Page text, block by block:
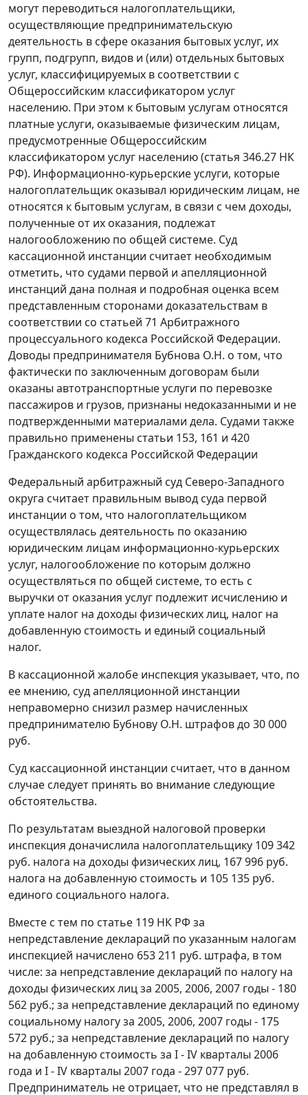
могут переводиться налогоплательщики,
осуществляющие предпринимательскую
деятельность в сфере оказания бытовых услуг, их
групп, подгрупп, видов и (или) отдельных бытовых
услуг, классифицируемых в соответствии с
Общероссийским классификатором услуг
населению. При этом к бытовым услугам относятся
платные услуги, оказываемые физическим лицам,
предусмотренные Общероссийским
классификатором услуг населению (статья 346.27 НК
РФ). Информационно-курьерские услуги, которые
налогоплательщик оказывал юридическим лицам, не
относятся к бытовым услугам, в связи с чем доходы,
полученные от их оказания, подлежат
налогообложению по общей системе. Суд
кассационной инстанции считает необходимым
отметить, что судами первой и апелляционной
инстанций дана полная и подробная оценка всем
представленным сторонами доказательствам в
соответствии со статьей 71 Арбитражного
процессуального кодекса Российской Федерации.
Доводы предпринимателя Бубнова О.Н. о том, что
фактически по заключенным договорам были
оказаны автотранспортные услуги по перевозке
пассажиров и грузов, признаны недоказанными и не
подтвержденными материалами дела. Судами также
правильно применены статьи 153, 161 и 420
Гражданского кодекса Российской Федерации
Федеральный арбитражный суд Северо-Западного
округа считает правильным вывод суда первой
инстанции о том, что налогоплательщиком
осуществлялась деятельность по оказанию
юридическим лицам информационно-курьерских
услуг, налогообложение по которым должно
осуществляться по общей системе, то есть с
выручки от оказания услуг подлежит исчислению и
уплате налог на доходы физических лиц, налог на
добавленную стоимость и единый социальный
налог.
В кассационной жалобе инспекция указывает, что, по
ее мнению, суд апелляционной инстанции
неправомерно снизил размер начисленных
предпринимателю Бубнову О.Н. штрафов до 30 000
руб.
Суд кассационной инстанции считает, что в данном
случае следует принять во внимание следующие
обстоятельства.
По результатам выездной налоговой проверки
инспекция доначислила налогоплательщику 109 342
руб. налога на доходы физических лиц, 167 996 руб.
налога на добавленную стоимость и 105 135 руб.
единого социального налога.
Вместе с тем по статье 119 НК РФ за
непредставление деклараций по указанным налогам
инспекцией начислено 653 211 руб. штрафа, в том
числе: за непредставление деклараций по налогу на
доходы физических лиц за 2005, 2006, 2007 годы - 180
562 руб.; за непредставление деклараций по единому
социальному налогу за 2005, 2006, 2007 годы - 175
572 руб.; за непредставление деклараций по налогу
на добавленную стоимость за I - IV кварталы 2006
года и I - IV кварталы 2007 года - 297 077 руб.
Предприниматель не отрицает, что не представлял в